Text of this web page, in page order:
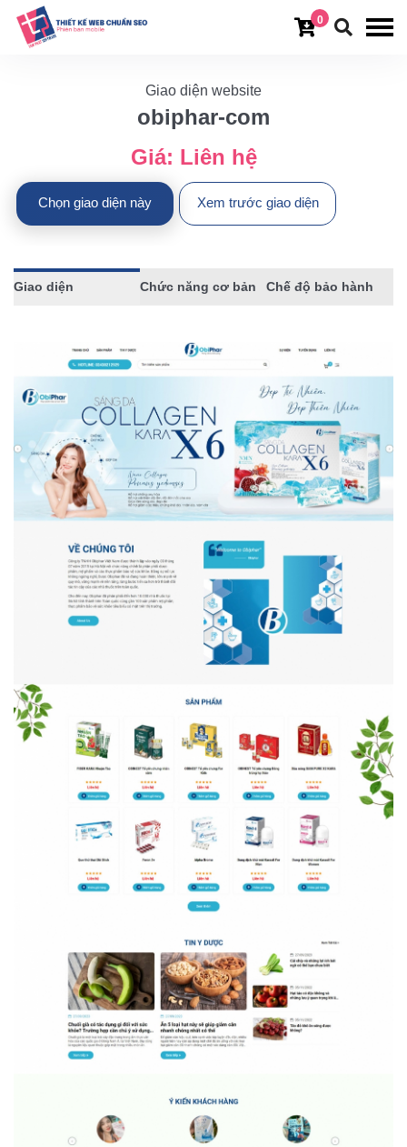
0
Giao diện website
obiphar-com
Giá: Liên hệ
Chọn giao diện này Xem trước giao diện
Giao diện Chức năng cơ bản Chế độ bảo hành